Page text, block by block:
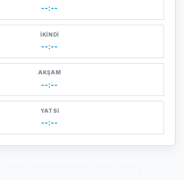
--:--
İKINDI
--:--
AKŞAM
--:--
YATSI
--:--